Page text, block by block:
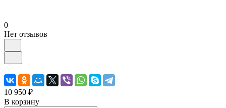
0
Нет отзывов
10 950 ₽
В корзину